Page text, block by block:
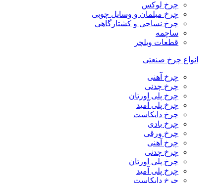
چرخ لوکس
چرخ مبلمان و وسایل چوبی
چرخ نساجی و کشتارگاهی
ساچمه
قطعات ویلچر
انواع چرخ صنعتی
چرخ آهنی
چرخ چدنی
چرخ پلی اورتان
چرخ پلی آمید
چرخ دایکاست
چرخ بادی
چرخ ورقی
چرخ آهنی
چرخ چدنی
چرخ پلی اورتان
چرخ پلی آمید
چرخ دایکاست